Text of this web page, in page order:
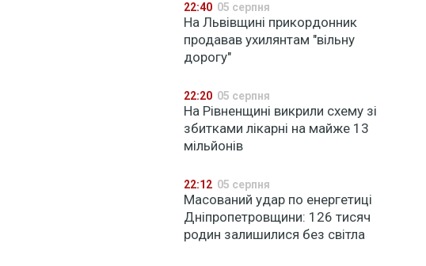
22:40 05 серпня
На Львівщині прикордонник
продавав ухилянтам "вільну
дорогу"
22:20 05 серпня
На Рівненщині викрили схему зі
збитками лікарні на майже 13
мільйонів
22:12 05 серпня
Масований удар по енергетиці
Дніпропетровщини: 126 тисяч
родин залишилися без світла